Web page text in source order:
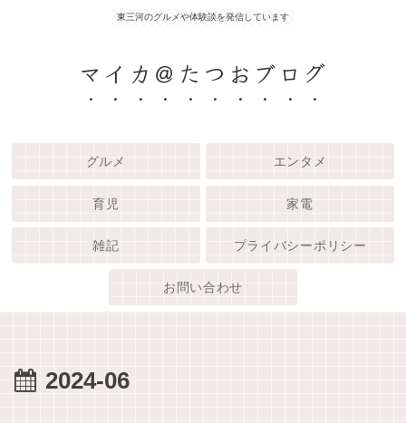
東三河のグルメや体験談を発信しています
マイカ＠たつおブログ
グルメ エンタメ
育児 家電
雑記 プライバシーポリシー
お問い合わせ
2024-06